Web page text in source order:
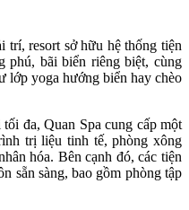
trí, resort sở hữu hệ thống tiện
phú, bãi biển riêng biệt, cùng
lớp yoga hướng biển hay chèo
đa, Quan Spa cung cấp một
trị liệu tinh tế, phòng xông
hóa. Bên cạnh đó, các tiện
sẵn sàng, bao gồm phòng tập